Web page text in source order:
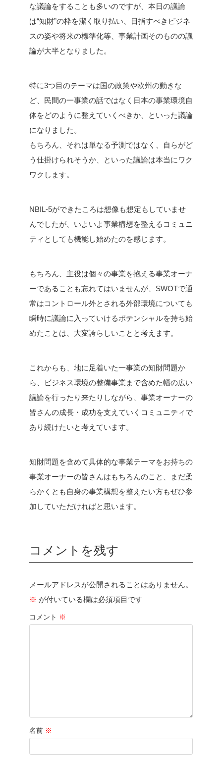
な議論をすることも多いのですが、本日の議論
は“知財”の枠を潔く取り払い、目指すべきビジネ
スの姿や将来の標準化等、事業計画そのものの議
論が大半となりました。
特に3つ目のテーマは国の政策や欧州の動きな
ど、民間の一事業の話ではなく日本の事業環境自
体をどのように整えていくべきか、といった議論
になりました。
もちろん、それは単なる予測ではなく、自らがど
う仕掛けられそうか、といった議論は本当にワク
ワクします。
NBIL-5ができたころは想像も想定もしていませ
んでしたが、いよいよ事業構想を整えるコミュニ
ティとしても機能し始めたのを感じます。
もちろん、主役は個々の事業を抱える事業オーナ
ーであることも忘れてはいませんが、SWOTで通
常はコントロール外とされる外部環境についても
瞬時に議論に入っていけるポテンシャルを持ち始
めたことは、大変誇らしいことと考えます。
これからも、地に足着いた一事業の知財問題か
ら、ビジネス環境の整備事業まで含めた幅の広い
議論を行ったり来たりしながら、事業オーナーの
皆さんの成長・成功を支えていくコミュニティで
あり続けたいと考えています。
知財問題を含めて具体的な事業テーマをお持ちの
事業オーナーの皆さんはもちろんのこと、まだ柔
らかくとも自身の事業構想を整えたい方もぜひ参
加していただければと思います。
コメントを残す
メールアドレスが公開されることはありません。
※ が付いている欄は必須項目です
コメント ※
名前 ※